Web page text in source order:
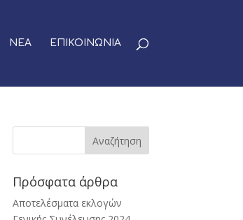
ΝΕΑ ΕΠΙΚΟΙΝΩΝΙΑ
Πρόσφατα άρθρα
Αποτελέσματα εκλογών